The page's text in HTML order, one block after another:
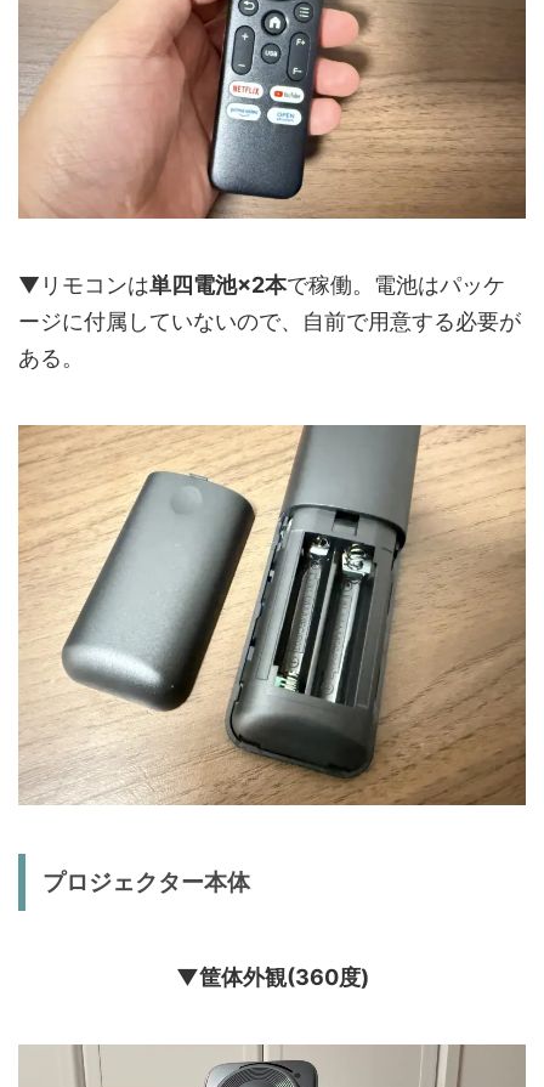
▼リモコンは単四電池×2本で稼働。電池はパッケ
ージに付属していないので、自前で用意する必要が
ある。
プロジェクター本体
▼筐体外観(360度)